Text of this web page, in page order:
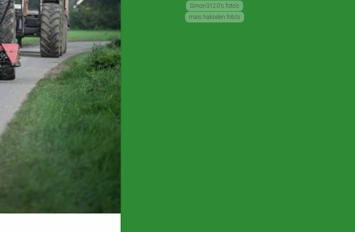
Simon3120's foto's
mais hakselen foto's